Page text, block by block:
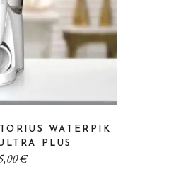
WATERPIK
PLUS
€